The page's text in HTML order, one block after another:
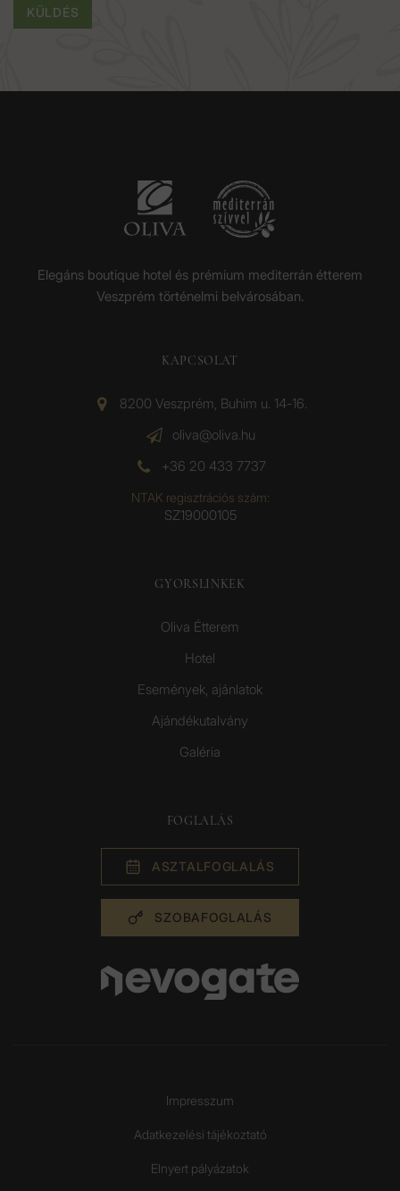
KÜLDÉS
Elegáns boutique hotel és prémium mediterrán étterem
Veszprém történelmi belvárosában.
KAPCSOLAT
8200 Veszprém, Buhim u. 14-16.
oliva@oliva.hu
+36 20 433 7737
NTAK regisztrációs szám:
SZ19000105
GYORSLINKEK
Oliva Étterem
Hotel
Események, ajánlatok
Ajándékutalvány
Galéria
FOGLALÁS
ASZTAL­FOGLALÁS
SZOBA­FOGLALÁS
Impresszum
Adatkezelési tájékoztató
Elnyert pályázatok